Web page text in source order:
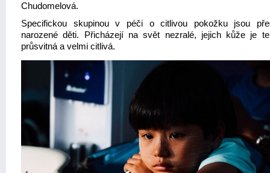
Chudomelová.
Specifickou skupinou v péči o citlivou pokožku jsou
narozené děti. Přicházejí na svět nezralé, jejich kůže je
průsvitná a velmi citlivá.